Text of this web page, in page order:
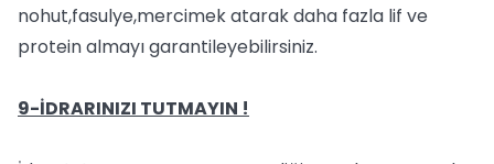
nohut,fasulye,mercimek atarak daha fazla lif ve
protein almayı garantileyebilirsiniz.
9-İDRARINIZI TUTMAYIN !